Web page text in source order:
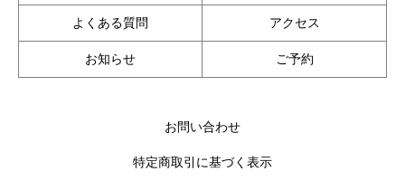
よくある質問 アクセス
お知らせ ご予約
お問い合わせ
特定商取引に基づく表示